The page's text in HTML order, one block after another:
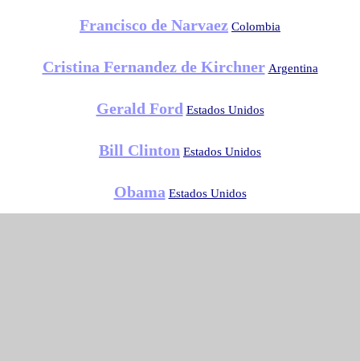
Francisco de Narvaez Colombia
Cristina Fernandez de Kirchner Argentina
Gerald Ford Estados Unidos
Bill Clinton Estados Unidos
Obama Estados Unidos